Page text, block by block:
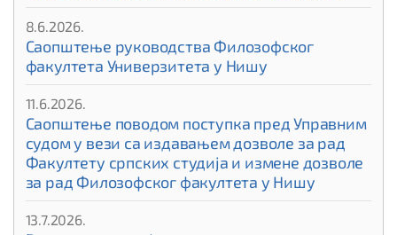
8.6.2026.
Саопштење руководства Филозофског
факултета Универзитета у Нишу
11.6.2026.
Саопштење поводом поступка пред Управним
судом у вези са издавањем дозволе за рад
Факултету српских студија и измене дозволе
за рад Филозофског факултета у Нишу
13.7.2026.